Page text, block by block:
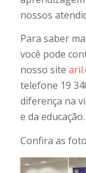
nossos
Para saber
você pode
nosso site
telefone 19
diferença na
e da educação.
Confira as